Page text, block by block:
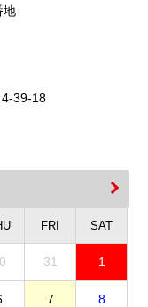
地
39-18
FRI SAT
31 1
7 8